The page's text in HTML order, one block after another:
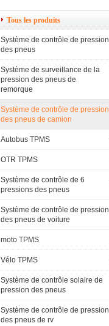
Tous les produits
Système de contrôle de pression
des pneus
Système de surveillance de la
pression des pneus de
remorque
Système de contrôle de pression
des pneus de camion
Autobus TPMS
OTR TPMS
Système de contrôle de 6
pressions des pneus
Système de contrôle de pression
des pneus de voiture
moto TPMS
Vélo TPMS
Système de contrôle solaire de
pression des pneus
Système de contrôle de pression
des pneus de rv